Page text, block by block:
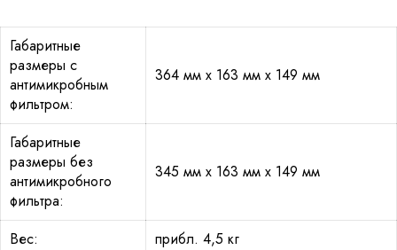
Габаритные
размеры c
антимикробным
фильтром:
364 мм x 163 мм x 149 мм
Габаритные
размеры без
антимикробного
фильтра:
345 мм x 163 мм x 149 мм
Вес:
прибл. 4,5 кг